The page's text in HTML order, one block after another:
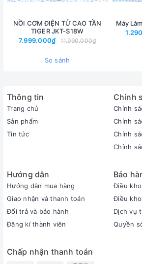
nóng.
- Mặt ngoài và trong phủ men chống
- Hệ thống 2 van xả an tòan, khóa nắp
NỒI CƠM ĐIỆN TỬ CAO TẦN
TIGER JKT-S18W
7.999.000₫
11.990.000₫
So sánh
Máy
Thông tin
Trang chủ
Sản phẩm
Tin tức
Chính
Chính
Chính
Chính
Chính
Hướng dẫn
Hướng dẫn mua hàng
Giao nhận và thanh toán
Đổi trả và bảo hành
Đăng kí thành viên
Bảo
Điều
Điều
Dịch vụ
Quyền
Chấp nhận thanh toán